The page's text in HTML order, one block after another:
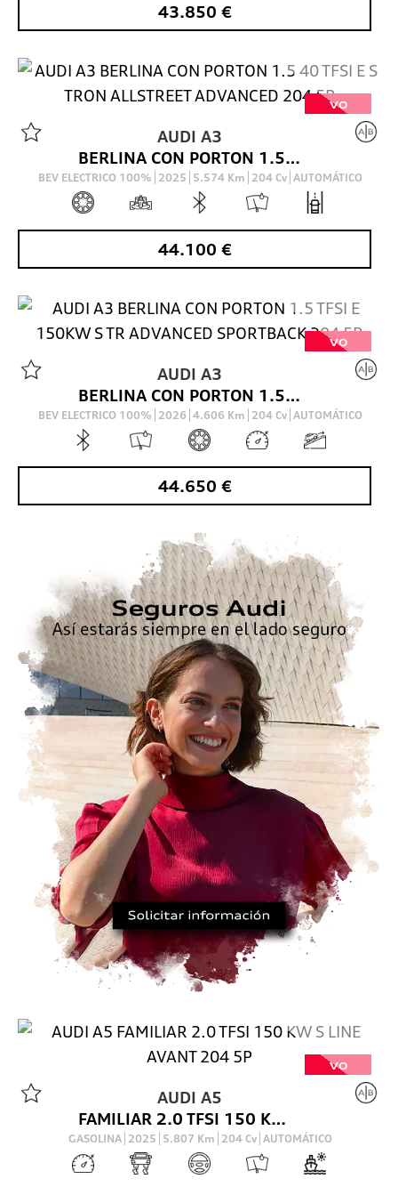
43.850 €
VO
AUDI A3
BERLINA CON PORTON 1.5 40 TFSI E S TRON ALLSTREET ADVANCED 204 5P
BEV ELECTRICO 100% 2025 5.574 Km 204 Cv AUTOMÁTICO
44.100 €
VO
AUDI A3
BERLINA CON PORTON 1.5 TFSI E 150KW S TR ADVANCED SPORTBACK 204 5P
BEV ELECTRICO 100% 2026 4.606 Km 204 Cv AUTOMÁTICO
44.650 €
VO
AUDI A5
FAMILIAR 2.0 TFSI 150 KW S LINE AVANT 204 5P
GASOLINA 2025 5.807 Km 204 Cv AUTOMÁTICO